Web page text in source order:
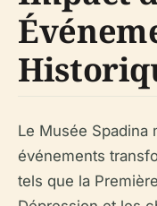
Le Musée Spadina
événements
tels que la